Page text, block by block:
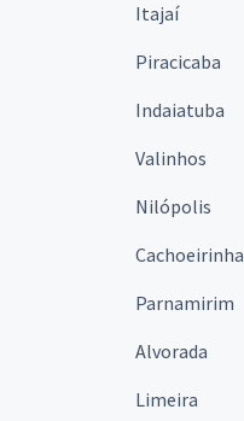
Itajaí
Piracicaba
Indaiatuba
Valinhos
Nilópolis
Cachoeirinha
Parnamirim
Alvorada
Limeira